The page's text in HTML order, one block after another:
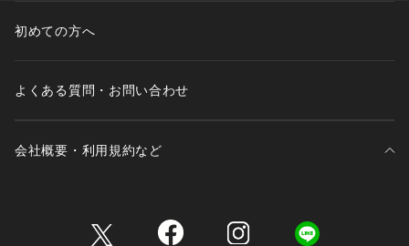
す。
初めての方へ
よくある質問・お問い合わせ
会社概要・利用規約など